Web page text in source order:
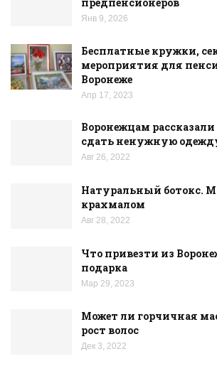
Янв 9, 2026
Бесплатные кружки,
мероприятия для
Воронеже
Апр 17, 2023
Воронежцам
сдать ненужную
Авг 26, 2022
Натуральный ботокс.
крахмалом
Авг 28, 2022
Что привезти из
подарка
Мар 29, 2023
Может ли горчичная
рост волос
Дек 3, 2022